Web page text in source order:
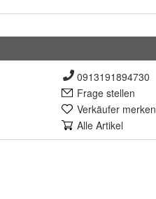
0913191894730
Frage stellen
Verkäufer merken
Alle Artikel